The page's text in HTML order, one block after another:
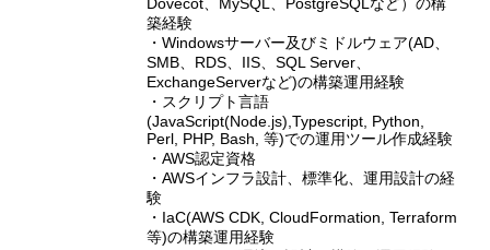
築経験
・Windowsサーバー及びミドルウェア(AD、
SMB、RDS、IIS、SQL Server、
ExchangeServerなど)の構築運用経験
・スクリプト言語
(JavaScript(Node.js),Typescript, Python,
Perl, PHP, Bash, 等)での運用ツール作成経験
・AWS認定資格
・AWSインフラ設計、標準化、運用設計の経
験
・IaC(AWS CDK, CloudFormation, Terraform
等)の構築運用経験